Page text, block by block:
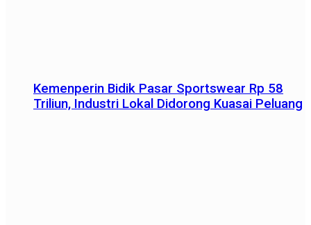
Kemenperin Bidik Pasar Sportswear Rp 58
Triliun, Industri Lokal Didorong Kuasai Peluang